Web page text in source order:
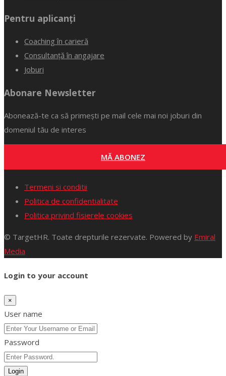
Pentru aplicanți
Coaching în carieră
Consultanță în angajare
Joburi
Abonare Newsletter
Abonează-te ca să primești pe mail cele mai noi joburi din
domeniul tău de interes
MĂ ABONEZ
Termeni si conditii
Politica de confidentialitate
Politica privind fisierele cookies
© TargetHR. Toate drepturile rezervate. Powered by Emiral
Media
Login to your account
×
User name
Password
Login